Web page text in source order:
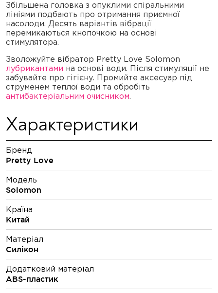
Збільшена головка з опуклими спіральними
лініями подбають про отримання приємної
насолоди. Десять варіантів вібрації
перемикаються кнопочкою на основі
стимулятора.
Зволожуйте вібратор Pretty Love Solomon
лубрикантами на основі води. Після стимуляції не
забувайте про гігієну. Промийте аксесуар під
струменем теплої води та обробіть
антибактеріальним очисником.
Характеристики
Бренд
Pretty Love
Модель
Solomon
Країна
Китай
Матеріал
Силікон
Додатковий матеріал
ABS-пластик